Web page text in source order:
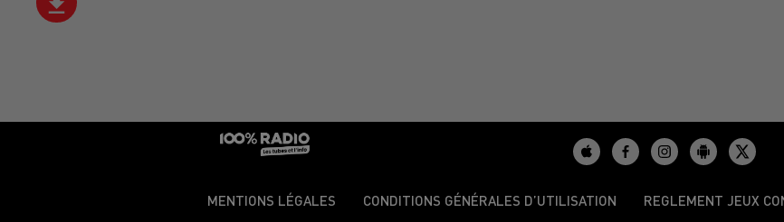
MENTIONS LÉGALES CONDITIONS GÉNÉRALES D’UTILISATION REGLEMENT JEUX